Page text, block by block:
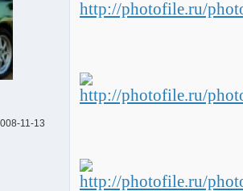
11-13